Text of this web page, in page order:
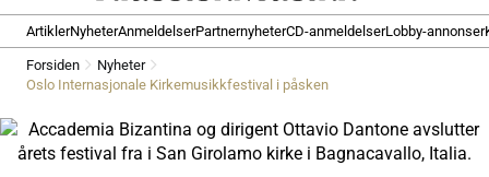
ArtiklerNyheterAnmeldelserPartnernyheterCD-anmeldelserLobby-annonser
Forsiden
Nyheter
Oslo Internasjonale Kirkemusikkfestival i påsken